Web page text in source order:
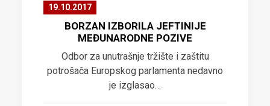
19.10.2017
BORZAN IZBORILA JEFTINIJE
MEĐUNARODNE POZIVE
Odbor za unutrašnje tržište i zaštitu
potrošača Europskog parlamenta nedavno
je izglasao…